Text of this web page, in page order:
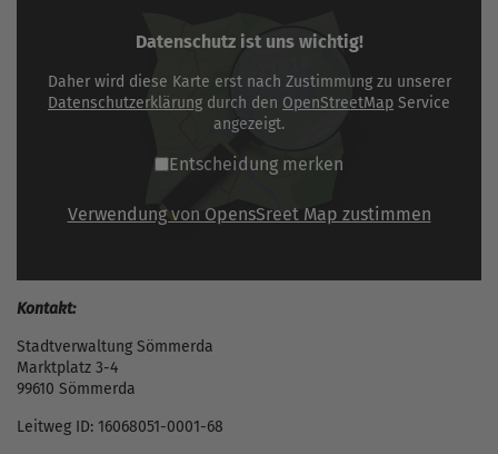
Datenschutz ist uns wichtig!
Daher wird diese Karte erst nach Zustimmung zu unserer
Datenschutzerklärung durch den OpenStreetMap Service
angezeigt.
Entscheidung merken
Verwendung von OpensSreet Map zustimmen
Kontakt:
Stadtverwaltung Sömmerda
Marktplatz 3-4
99610 Sömmerda
Leitweg ID: 16068051-0001-68